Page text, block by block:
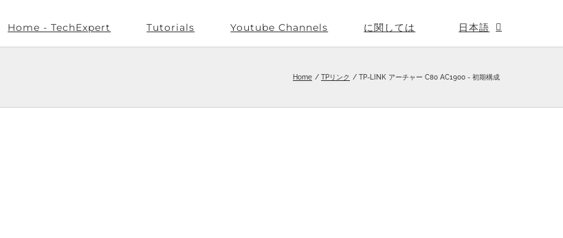
Home - TechExpert Tutorials Youtube Channels に関しては 日本語
Home TPリンク TP-LINK アーチャー C80 AC1900 - 初期構成